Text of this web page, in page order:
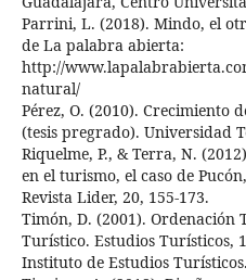
Parrini, L. (2018). Mindo, el
de La palabra abierta:
http://
natural/
Pérez, O. (2010). Crecimiento
(tesis pregrado). Universidad
Riquelme, P., & Terra, N.
en el turismo, el caso de
Revista Lider, 20, 155-173.
Timón, D. (2001).
Turístico. Estudios Turísticos,
Instituto de Estudios Turísticos.